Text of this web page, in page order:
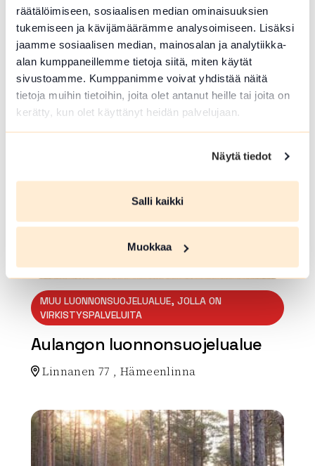
räätälöimiseen, sosiaalisen median ominaisuuksien
tukemiseen ja kävijämäärämme analysoimiseen. Lisäksi
jaamme sosiaalisen median, mainosalan ja analytiikka-
alan kumppaneillemme tietoja siitä, miten käytät
sivustoamme. Kumppanimme voivat yhdistää näitä
tietoja muihin tietoihin, joita olet antanut heille tai joita on
kerätty, kun olet käyttänyt heidän palvelujaan.
Näytä tiedot
Salli kaikki
Muokkaa
Rengon valaistu kuntorata
Urheilutie 2 , Hämeenlinna
1,4 km pituinen valaistu kuntorata.
Lue lisää luontokohteesta Rengon valaistu kuntorata
array(0) { }
MUU LUONNONSUOJELUALUE, JOLLA ON
VIRKISTYSPALVELUITA
Aulangon luonnonsuojelualue
Linnanen 77 , Hämeenlinna
array(0) { }